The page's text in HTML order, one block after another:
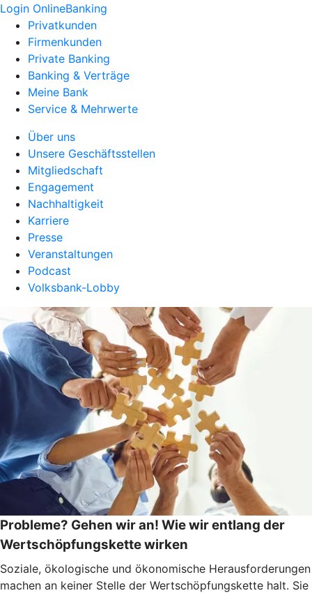
Login OnlineBanking
Privatkunden
Firmenkunden
Private Banking
Banking & Verträge
Meine Bank
Service & Mehrwerte
Über uns
Unsere Geschäftsstellen
Mitgliedschaft
Engagement
Nachhaltigkeit
Karriere
Presse
Veranstaltungen
Podcast
Volksbank-Lobby
Probleme? Gehen wir an! Wie wir entlang der
Wertschöpfungskette wirken
Soziale, ökologische und ökonomische Herausforderungen
machen an keiner Stelle der Wertschöpfungskette halt. Sie